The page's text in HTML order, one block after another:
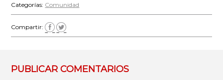
Categorías: Comunidad
Compartir:
PUBLICAR COMENTARIOS